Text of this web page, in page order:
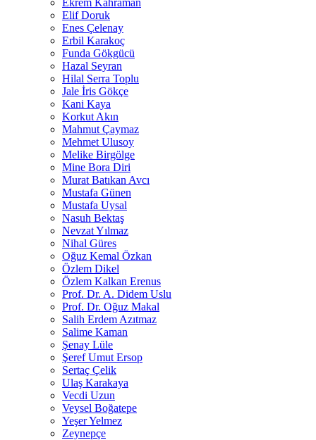
Ekrem Kahraman
Elif Doruk
Enes Çelenay
Erbil Karakoç
Funda Gökgücü
Hazal Seyran
Hilal Serra Toplu
Jale İris Gökçe
Kani Kaya
Korkut Akın
Mahmut Çaymaz
Mehmet Ulusoy
Melike Birgölge
Mine Bora Diri
Murat Batıkan Avcı
Mustafa Günen
Mustafa Uysal
Nasuh Bektaş
Nevzat Yılmaz
Nihal Güres
Oğuz Kemal Özkan
Özlem Dikel
Özlem Kalkan Erenus
Prof. Dr. A. Didem Uslu
Prof. Dr. Oğuz Makal
Salih Erdem Azıtmaz
Salime Kaman
Şenay Lüle
Şeref Umut Ersop
Sertaç Çelik
Ulaş Karakaya
Vecdi Uzun
Veysel Boğatepe
Yeşer Yelmez
Zeynepçe